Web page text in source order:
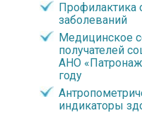
Профилактика
заболеваний
Медицинское
получателей
АНО
году
индикаторы